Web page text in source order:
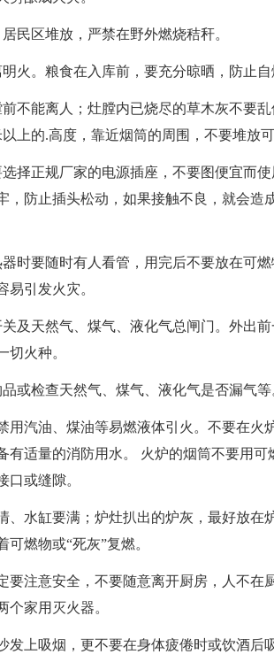
民区堆放，严禁在野外燃烧秸秆。
火。粮食在入库前，要充分晾晒，防止自
不能离人；灶膛内已烧尽的草木灰不要
上的.高度，靠近烟筒的周围，不要堆放可
择正规厂家的电源插座，不要图便宜而
，防止插头松动，如果接触不良，就会造
时要随时有人看管，用完后不要放在可
易引发火灾。
及天然气、煤气、液化气总闸门。外出
切火种。
或检查天然气、煤气、液化气是否漏气等
用汽油、煤油等易燃液体引火。不要在火
有适量的消防用水。 火炉的烟筒不要用
口或缝隙。
、水缸要满；炉灶扒出的炉灰，最好放在
燃物或“死灰”复燃。
要注意安全，不要随意离开厨房，人不在
个家用灭火器。
发上吸烟，更不要在身体疲倦时或饮酒后